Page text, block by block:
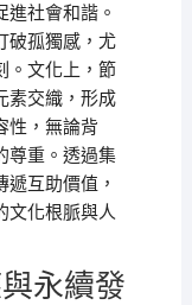
社會和諧。
破孤獨感，尤
。文化上，節
素交織，形成
性，無論背
尊重。透過集
互助價值，
文化根脈與人
永續發